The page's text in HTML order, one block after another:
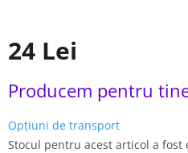
24 Lei
preţ:
Producem pentru
Opțiuni de transport
Stocul pentru acest articol a fost